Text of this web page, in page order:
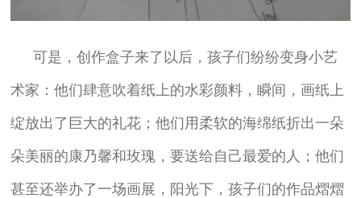
可是，创作盒子来了以后，孩子们纷纷变身小艺
术家：他们肆意吹着纸上的水彩颜料，瞬间，画纸上
绽放出了巨大的礼花；他们用柔软的海绵纸折出一朵
朵美丽的康乃馨和玫瑰，要送给自己最爱的人；他们
甚至还举办了一场画展，阳光下，孩子们的作品熠熠